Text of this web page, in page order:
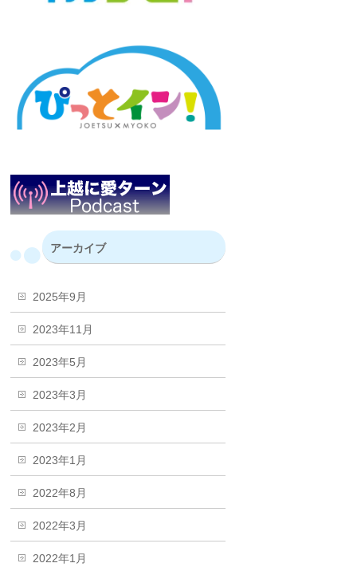
アーカイブ
2025年9月
2023年11月
2023年5月
2023年3月
2023年2月
2023年1月
2022年8月
2022年3月
2022年1月